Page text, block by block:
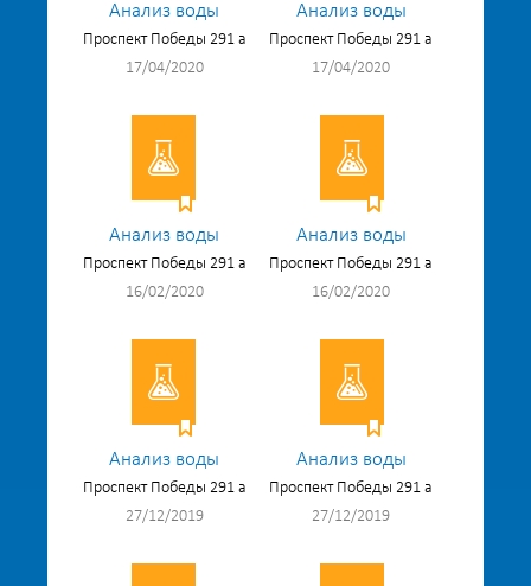
Анализ воды
Проспект Победы 291 а
17/04/2020
Анализ воды
Проспект Победы 291 а
17/04/2020
Анализ воды
Проспект Победы 291 а
16/02/2020
Анализ воды
Проспект Победы 291 а
16/02/2020
Анализ воды
Проспект Победы 291 а
27/12/2019
Анализ воды
Проспект Победы 291 а
27/12/2019